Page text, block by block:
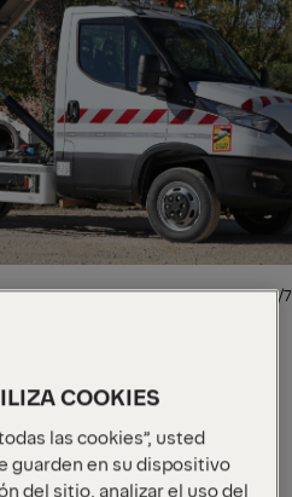
1/7
clave
la
2360 - 3110
mm
COOKIES
las cookies”, usted
guarden en su dispositivo
del sitio, analizar el uso del